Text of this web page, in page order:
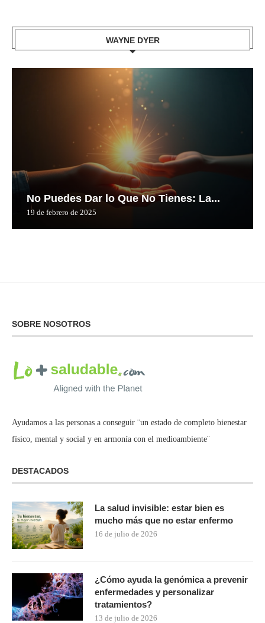
WAYNE DYER
No Puedes Dar lo Que No Tienes: La...
19 de febrero de 2025
SOBRE NOSOTROS
Ayudamos a las personas a conseguir ¨un estado de completo bienestar
físico, mental y social y en armonía con el medioambiente¨
DESTACADOS
La salud invisible: estar bien es
mucho más que no estar enfermo
16 de julio de 2026
¿Cómo ayuda la genómica a prevenir
enfermedades y personalizar
tratamientos?
13 de julio de 2026